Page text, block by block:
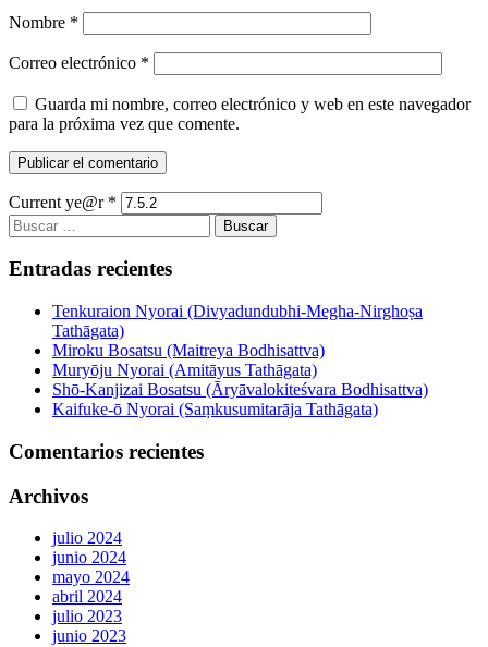
Nombre *
Correo electrónico *
Guarda mi nombre, correo electrónico y web en este navegador
para la próxima vez que comente.
Current ye@r *
Buscar:
Entradas recientes
Tenkuraion Nyorai (Divyadundubhi-Megha-Nirghoṣa
Tathāgata)
Miroku Bosatsu (Maitreya Bodhisattva)
Muryōju Nyorai (Amitāyus Tathāgata)
Shō-Kanjizai Bosatsu (Āryāvalokiteśvara Bodhisattva)
Kaifuke-ō Nyorai (Saṃkusumitarāja Tathāgata)
Comentarios recientes
Archivos
julio 2024
junio 2024
mayo 2024
abril 2024
julio 2023
junio 2023